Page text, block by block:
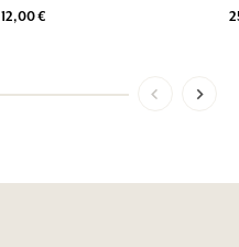
12,00 €